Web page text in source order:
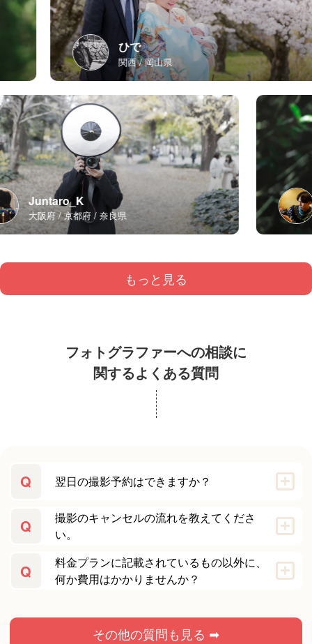
ひで
関西 岡山県
Juntaro_K
大阪府 京都府 奈良県
もっと見る
フォトグラファーへの相談に
関するよくある質問
Q 翌日の撮影予約はできますか？
Q
撮影のキャンセルの流れを教えてくださ
い。
Q
料金プランに記載されているもの以外に、
何か費用はかかりませんか？
その他の質問も見る ➡